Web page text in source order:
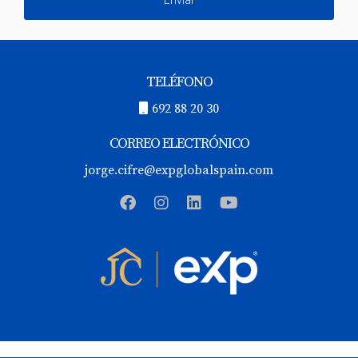
energético?
El tiempo puede variar dependiendo del proveedor, pero
¿Es necesario contratar a un abogado para
No es obligatorio, pero contar con un abogado
especializado puede facilitar mucho el proceso y
No se recomienda; muchos compradores requieren este
documento antes de considerar adquirir una propiedad.
documentos?
TELÉFONO
692 88 20 30
CORREO ELECTRÓNICO
jorge.cifre@expglobalspain.com